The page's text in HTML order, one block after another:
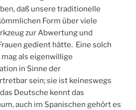
daß unsere traditionelle
Form über viele
zur Abwertung und
gedient hätte. Eine solch
als eigenwillige
in Sinne der
sein; sie ist keineswegs
Deutsche kennt das
auch im Spanischen gehört es